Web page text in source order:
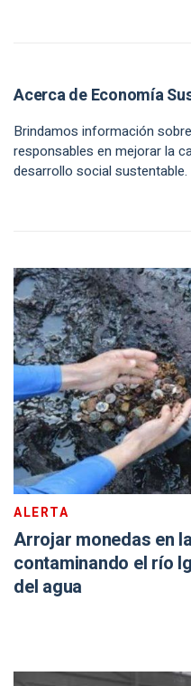
Acerca de Economía
Brindamos información
responsables en mejorar la
desarrollo social sustentable.
ALERTA
Arrojar monedas en
contaminando el río
del agua